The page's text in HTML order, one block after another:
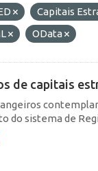
Capitais
OData
de capitais
do sistema de